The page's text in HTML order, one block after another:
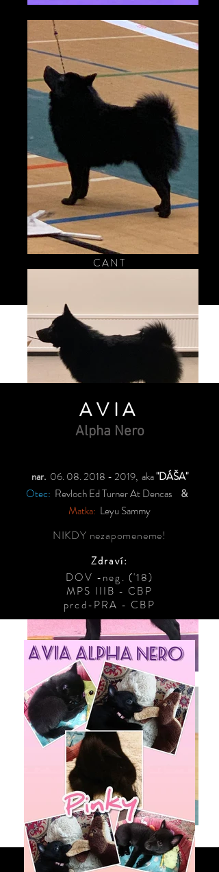
Zdraví:
DOV -neg. ('23, '20,'18)
MPS IIIB - CBP
prcd-PRA - CBP
Embark - vWD1-carrier
HD-A
PL-0/0
Sport:
RO1
RO-Z
NHAT
CANT
AVIA
Alpha Nero
nar. 06. 08. 2018 - 2019, aka"DÁŠA"
Otec: Revloch Ed Turner At Dencas &
Matka: Leyu Sammy
NIKDY nezapomeneme!
Zdraví:
DOV -neg. ('18)
MPS IIIB - CBP
prcd-PRA - CBP